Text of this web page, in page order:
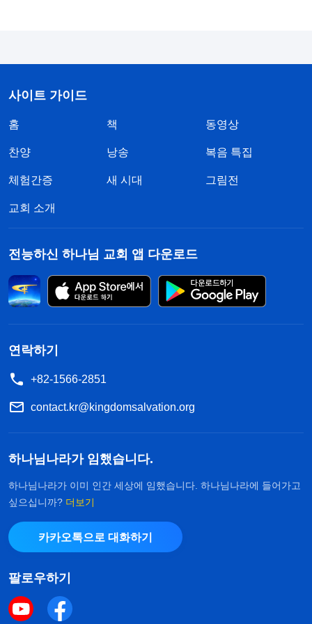
워할까?’를 고민했고, 이 문제를 놓고 하나님께 기도
하며 구했습니다. 그러던 어느 날, 묵상을 하다가 다
가지 실패를 겪은 사람들이 있다. 예를 들어, 리더가
실제적인 사역은 하지 않고 지위의 복만 누리다가 교
체되었는데, 어떤 이들은 몇 번 교체된 후에는 정말
어느 정도 변화가 나타났다. 그러면 교체된 것이 사
람에게 좋은 일이겠느냐, 나쁜 일이겠느냐?
입니다.)처음 교체됐을 때 그는 하늘이 무너지는 것
같고 마음이 갈기갈기 찢어지는 것 같아 버틸 수가
하지만 체험한 후에는 ‘그게 뭐 별거라고. 예전에는
까?’라고 생각했다. 이것은 그의 생명이 성장하고, 하
나님의 마음과 진리, 하나님이 사람을 구원하는 취지
를 어느 정도 이해했다는 뜻이며, 하나님의 사역을
체험하는 과정이기도 하다. 끊임없이 너를 책망하고
말하고, 네가 구원받을 사람이 아니라고 말하며, 심
지어 너를 정죄하고 저주하기까지 하는 이런 하나님
의 사역 방식을 너는 인정하고 받아들여야 한다. 소
신을 반성하고 인식하여 금세 털고 일어나 정상적으
로 하나님을 따르고 본분을 이행할 수 있다면, 생명
사이트 가이드
홈 책 동영상
찬양 낭송 복음 특집
체험간증 새 시대 그림전
교회 소개
전능하신 하나님 교회 앱 다운로드
연락하기
+82-1566-2851
contact.kr@kingdomsalvation.org
하나님나라가 임했습니다.
하나님나라가 이미 인간 세상에 임했습니다. 하나님나라에 들어가고
싶으십니까? 더보기
카카오톡으로 대화하기
팔로우하기